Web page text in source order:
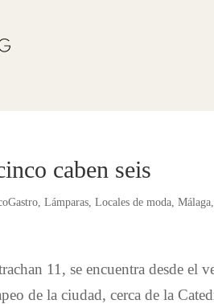
caben seis
,Lámparas ,Locales de moda ,Málaga
11, se encuentra desde el
de la ciudad, cerca de la